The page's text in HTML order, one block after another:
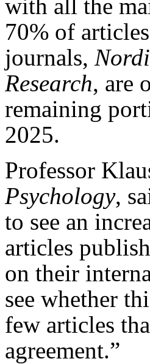
with all the
70% of
journals,
Research, are
remaining
2025.
Professor
Psychology,
to see an
articles
on their
see whether
few articles
agreement.”